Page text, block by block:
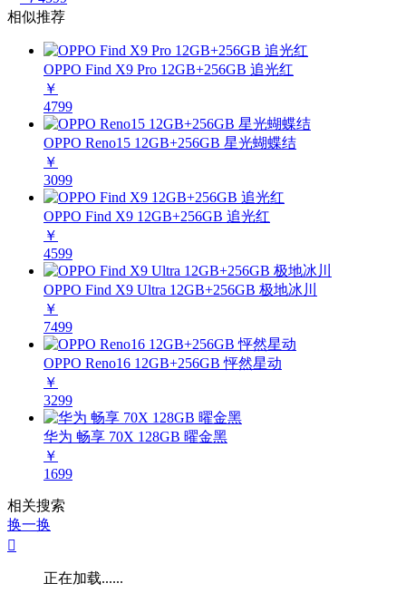
相似推荐
OPPO Find X9 Pro 12GB+256GB 追光红
￥
4799
OPPO Reno15 12GB+256GB 星光蝴蝶结
￥
3099
OPPO Find X9 12GB+256GB 追光红
￥
4599
OPPO Find X9 Ultra 12GB+256GB 极地冰川
￥
7499
OPPO Reno16 12GB+256GB 怦然星动
￥
3299
华为 畅享 70X 128GB 曜金黑
￥
1699
相关搜索
换一换

正在加载......